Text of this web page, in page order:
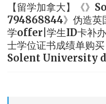
【留学加拿大】《》
794868844》伪造英
学offer|学生ID卡补
士学位证书成绩单购
Solent University